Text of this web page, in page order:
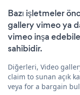
Bazı işletmeler
gallery vimeo ya
vimeo inşa
sahibidir.
Diğerleri, Video
claim to sunan açık
veya for a bargain